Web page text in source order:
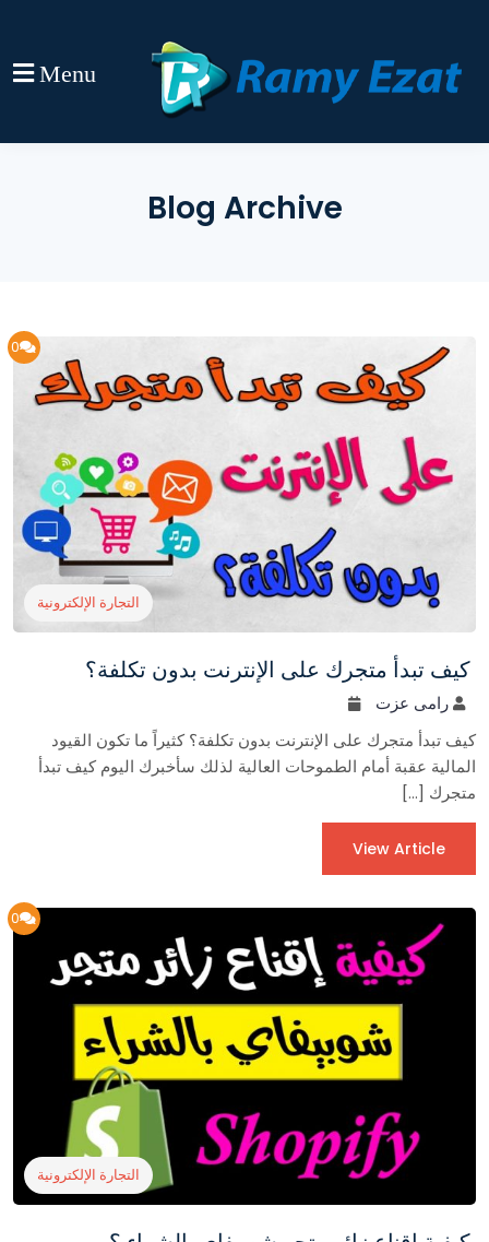
Menu
Blog Archive
0
التجارة الإلكترونية
كيف تبدأ متجرك على الإنترنت بدون تكلفة؟
رامى عزت
كيف تبدأ متجرك على الإنترنت بدون تكلفة؟ كثيراً ما تكون القيود
المالية عقبة أمام الطموحات العالية لذلك سأخبرك اليوم كيف تبدأ
متجرك […]
View Article
0
التجارة الإلكترونية